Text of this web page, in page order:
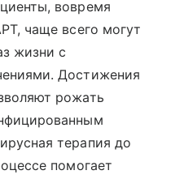
вовремя
чаще всего могут
жизни с
Достижения
рожать
терапия до
помогает